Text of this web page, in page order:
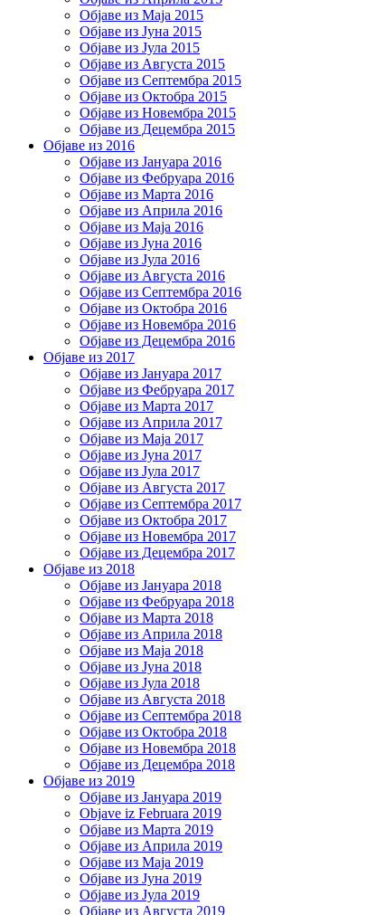
Објаве из Маја 2015
Објаве из Јуна 2015
Објаве из Јула 2015
Објаве из Августа 2015
Објаве из Септембра 2015
Објаве из Октобра 2015
Објаве из Новембра 2015
Објаве из Децембра 2015
Објаве из 2016
Објаве из Јануара 2016
Објаве из Фебруара 2016
Објаве из Марта 2016
Објаве из Априла 2016
Објаве из Маја 2016
Објаве из Јуна 2016
Објаве из Јула 2016
Објаве из Августа 2016
Објаве из Септембра 2016
Објаве из Октобра 2016
Објаве из Новембра 2016
Објаве из Децембра 2016
Објаве из 2017
Објаве из Јануара 2017
Објаве из Фебруара 2017
Објаве из Марта 2017
Објаве из Априла 2017
Објаве из Маја 2017
Објаве из Јуна 2017
Објаве из Јула 2017
Објаве из Августа 2017
Објаве из Септембра 2017
Објаве из Октобра 2017
Објаве из Новембра 2017
Објаве из Децембра 2017
Објаве из 2018
Објаве из Јануара 2018
Објаве из Фебруара 2018
Објаве из Марта 2018
Објаве из Априла 2018
Објаве из Маја 2018
Објаве из Јуна 2018
Објаве из Јула 2018
Објаве из Августа 2018
Објаве из Септембра 2018
Објаве из Октобра 2018
Објаве из Новембра 2018
Објаве из Децембра 2018
Објаве из 2019
Објаве из Јануара 2019
Objave iz Februara 2019
Објаве из Марта 2019
Објаве из Априла 2019
Објаве из Маја 2019
Објаве из Јуна 2019
Објаве из Јула 2019
Објаве из Августа 2019